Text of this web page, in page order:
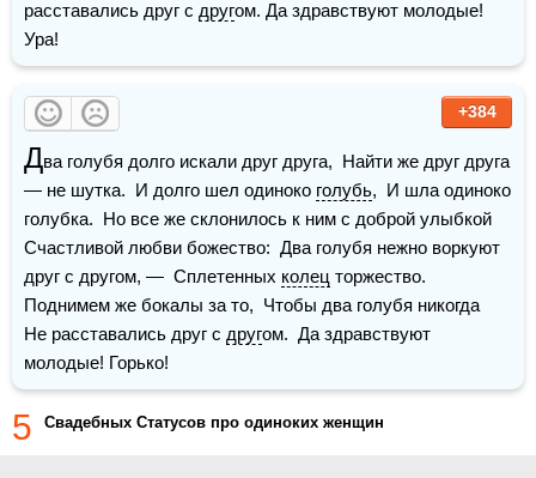
расставались друг с другом. Да здравствуют молодые!
Ура!
+384
Два голубя долго искали друг друга,  Найти же друг друга
— не шутка.  И долго шел одиноко голубь,  И шла одиноко
голубка.  Но все же склонилось к ним с доброй улыбкой
Счастливой любви божество:  Два голубя нежно воркуют
друг с другом, —  Сплетенных колец торжество.
Поднимем же бокалы за то,  Чтобы два голубя никогда
Не расставались друг с другом.  Да здравствуют
молодые! Горько!
5 Свадебных Статусов про одиноких женщин